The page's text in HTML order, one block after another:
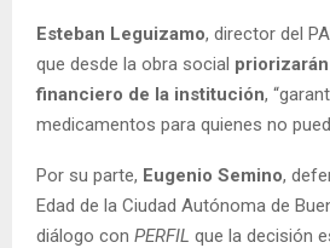
Esteban Leguizamo, director del
que desde la obra social
financiero de la institución,
medicamentos para quienes no
Por su parte, Eugenio Semino,
Edad de la Ciudad Autónoma de
diálogo con PERFIL que la decisión